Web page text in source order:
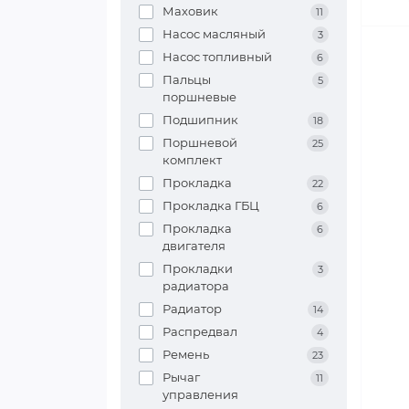
Маховик 11
Насос масляный 3
Насос топливный 6
Пальцы
поршневые
5
Подшипник 18
Поршневой
комплект
25
Прокладка 22
Прокладка ГБЦ 6
Прокладка
двигателя
6
Прокладки
радиатора
3
Радиатор 14
Распредвал 4
Ремень 23
Рычаг
управления
11